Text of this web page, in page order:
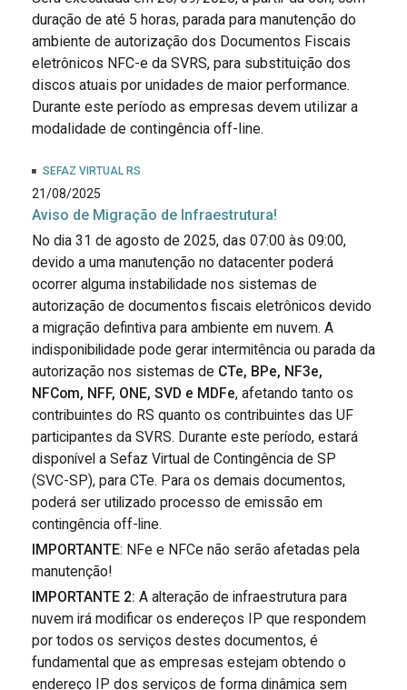
duração de até 5 horas, parada para manutenção do
ambiente de autorização dos Documentos Fiscais
eletrônicos NFC-e da SVRS, para substituição dos
discos atuais por unidades de maior performance.
Durante este período as empresas devem utilizar a
modalidade de contingência off-line.
SEFAZ VIRTUAL RS
21/08/2025
Aviso de Migração de Infraestrutura!
No dia 31 de agosto de 2025, das 07:00 às 09:00,
devido a uma manutenção no datacenter poderá
ocorrer alguma instabilidade nos sistemas de
autorização de documentos fiscais eletrônicos devido
a migração defintiva para ambiente em nuvem. A
indisponibilidade pode gerar intermitência ou parada da
autorização nos sistemas de CTe, BPe, NF3e,
NFCom, NFF, ONE, SVD e MDFe, afetando tanto os
contribuintes do RS quanto os contribuintes das UF
participantes da SVRS. Durante este período, estará
disponível a Sefaz Virtual de Contingência de SP
(SVC-SP), para CTe. Para os demais documentos,
poderá ser utilizado processo de emissão em
contingência off-line.
IMPORTANTE: NFe e NFCe não serão afetadas pela
manutenção!
IMPORTANTE 2: A alteração de infraestrutura para
nuvem irá modificar os endereços IP que respondem
por todos os serviços destes documentos, é
fundamental que as empresas estejam obtendo o
endereço IP dos serviços de forma dinâmica sem